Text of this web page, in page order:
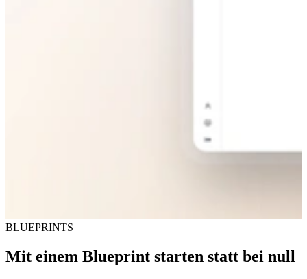
BLUEPRINTS
Mit einem Blueprint starten statt bei null